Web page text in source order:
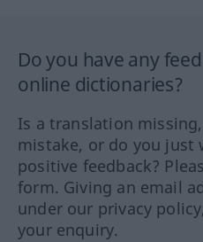
Do you have any
online dictionaries?
Is a translation
mistake, or do you just
positive feedback?
form. Giving an email
under our privacy
your enquiry.